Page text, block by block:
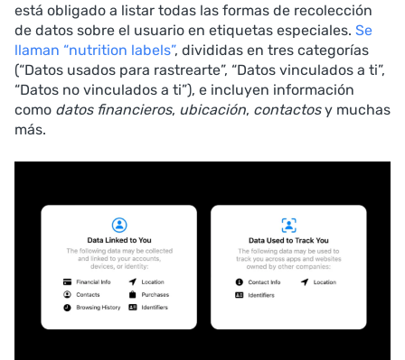
está obligado a listar todas las formas de recolección
de datos sobre el usuario en etiquetas especiales. Se
llaman “nutrition labels”, divididas en tres categorías
(“Datos usados para rastrearte”, “Datos vinculados a ti”,
“Datos no vinculados a ti”), e incluyen información
como datos financieros, ubicación, contactosy muchas
más.